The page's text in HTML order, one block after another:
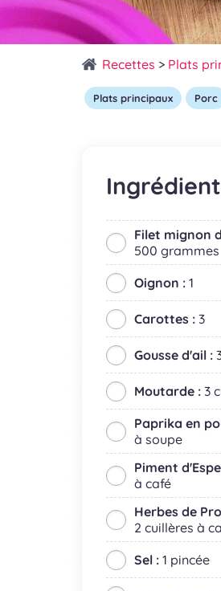
Recettes > Plats
Plats principaux Porc
Filet mignon
500 grammes
Oignon : 1
Carottes : 3
Gousse d'ail :
Moutarde : 3
Paprika en
à soupe
Piment
à café
Herbes de
2 cuillères à
Sel : 1 pincée